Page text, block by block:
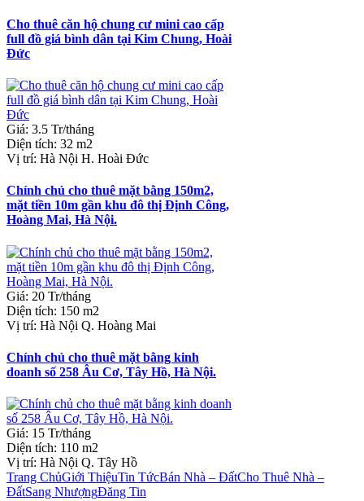
Cho thuê căn hộ chung cư mini cao cấp
full đồ giá bình dân tại Kim Chung, Hoài
Đức
Giá: 3.5 Tr/tháng
Diện tích: 32 m2
Vị trí: Hà Nội H. Hoài Đức
Chính chủ cho thuê mặt bằng 150m2,
mặt tiền 10m gần khu đô thị Định Công,
Hoàng Mai, Hà Nội.
Giá: 20 Tr/tháng
Diện tích: 150 m2
Vị trí: Hà Nội Q. Hoàng Mai
Chính chủ cho thuê mặt bằng kinh
doanh số 258 Âu Cơ, Tây Hồ, Hà Nội.
Giá: 15 Tr/tháng
Diện tích: 110 m2
Vị trí: Hà Nội Q. Tây Hồ
Trang ChủGiới ThiệuTin TứcBán Nhà – ĐấtCho Thuê Nhà –
ĐấtSang NhượngĐăng Tin